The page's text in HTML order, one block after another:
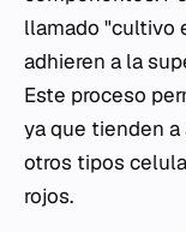
llamado "cultivo
adhieren a la
Este proceso
ya que tienden a
otros tipos
rojos.